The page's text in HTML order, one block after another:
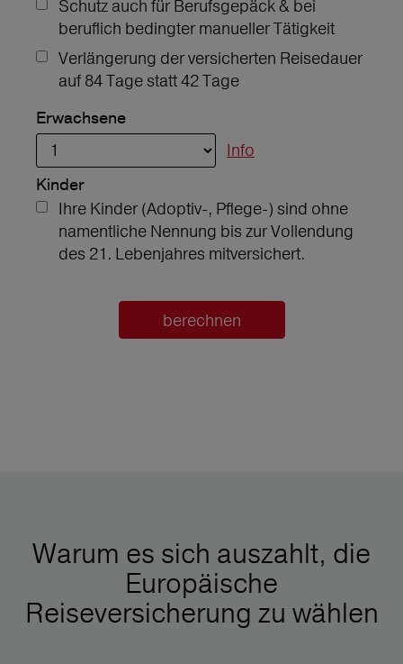
Schutz auch für Berufsgepäck & bei
beruflich bedingter manueller Tätigkeit
Verlängerung der versicherten Reisedauer
auf 84 Tage statt 42 Tage
Erwachsene
Info
Kinder
Ihre Kinder (Adoptiv-, Pflege-) sind ohne
namentliche Nennung bis zur Vollendung
des 21. Lebenjahres mitversichert.
berechnen
Warum es sich auszahlt, die
Europäische
Reiseversicherung zu wählen